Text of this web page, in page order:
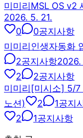
미미리MSL OS v2
2026. 5. 21.
0
0공지사항
미미리 인생자동화
2공지사항2026.
2
2공지사항
미미리 [미시소] 5/7
노션)
2 1공지
2
1공지사항